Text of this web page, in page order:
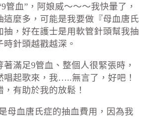
血”，阿娘威～～～我快暈了，
這麼多，可能是我要做『母血唐氏
抽，好在護士是用軟管針頭幫我抽
針頭越戳越深。
滿足9管血、整個人很緊張時，
唱起歌來，我…..無言了，好吧！
有助於我的放鬆！
母血唐氏症的抽血費用，因為我